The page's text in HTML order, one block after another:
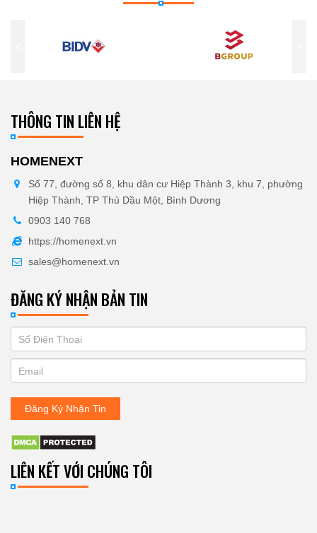
THÔNG TIN LIÊN HỆ
HOMENEXT
Số 77, đường số 8, khu dân cư Hiệp Thành 3, khu 7, phường
Hiệp Thành, TP Thủ Dầu Một, Bình Dương
0903 140 768
https://homenext.vn
sales@homenext.vn
ĐĂNG KÝ NHẬN BẢN TIN
ĐĂNG
KÝ
NHẬN
BẢN
TIN
you
are
human,
leave
this
blank.
Đăng Ký Nhận Tin
LIÊN KẾT VỚI CHÚNG TÔI